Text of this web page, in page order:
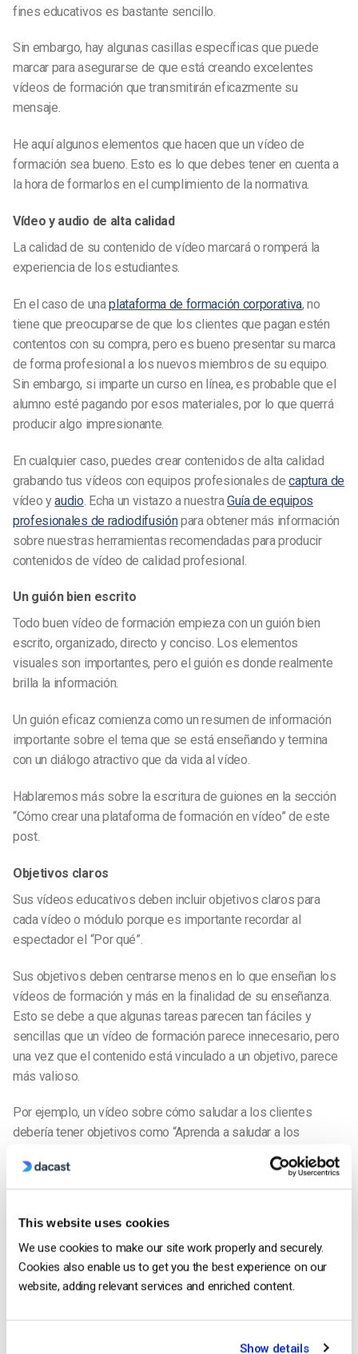
This website uses cookies
We use cookies to make our site work properly and securely.
Cookies also enable us to get you the best experience on our
website, adding relevant services and enriched content.
Show details
fines educativos es bastante sencillo.
Sin embargo, hay algunas casillas específicas que puede
marcar para asegurarse de que está creando excelentes
vídeos de formación que transmitirán eficazmente su
mensaje.
He aquí algunos elementos que hacen que un vídeo de
formación sea bueno. Esto es lo que debes tener en cuenta a
la hora de formarlos en el cumplimiento de la normativa.
Vídeo y audio de alta calidad
La calidad de su contenido de vídeo marcará o romperá la
experiencia de los estudiantes.
En el caso de unaplataforma de formación corporativa, no
tiene que preocuparse de que los clientes que pagan estén
contentos con su compra, pero es bueno presentar su marca
de forma profesional a los nuevos miembros de su equipo.
Sin embargo, si imparte un curso en línea, es probable que el
alumno esté pagando por esos materiales, por lo que querrá
producir algo impresionante.
En cualquier caso, puedes crear contenidos de alta calidad
grabando tus vídeos con equipos profesionales decaptura de
vídeo yaudio . Echa un vistazo a nuestraGuía de equipos
profesionales de radiodifusiónpara obtener más información
sobre nuestras herramientas recomendadas para producir
contenidos de vídeo de calidad profesional.
Un guión bien escrito
Todo buen vídeo de formación empieza con un guión bien
escrito, organizado, directo y conciso. Los elementos
visuales son importantes, pero el guión es donde realmente
brilla la información.
Un guión eficaz comienza como un resumen de información
importante sobre el tema que se está enseñando y termina
con un diálogo atractivo que da vida al vídeo.
Hablaremos más sobre la escritura de guiones en la sección
“Cómo crear una plataforma de formación en vídeo” de este
post.
Objetivos claros
Sus vídeos educativos deben incluir objetivos claros para
cada vídeo o módulo porque es importante recordar al
espectador el “Por qué”.
Sus objetivos deben centrarse menos en lo que enseñan los
vídeos de formación y más en la finalidad de su enseñanza.
Esto se debe a que algunas tareas parecen tan fáciles y
sencillas que un vídeo de formación parece innecesario, pero
una vez que el contenido está vinculado a un objetivo, parece
más valioso.
Por ejemplo, un vídeo sobre cómo saludar a los clientes
debería tener objetivos como “Aprenda a saludar a los
clientes con la jerga específica de la marca” o “Aprenda a
romper el hielo para hacer una venta”.
de la formación sea más fácil de seguir y ayudará a mantener
el interés del espectador. Además, al enumerar los objetivos
de cada contenido, te ayudará a ti, como creador, a mantenerte
más centrado e intencionado.
Fácil acceso